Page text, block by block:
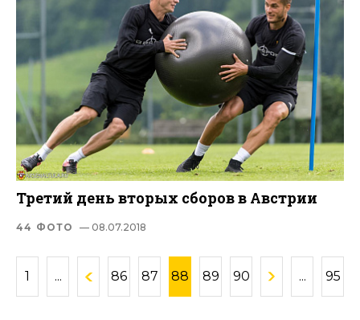
Третий день вторых сборов в Австрии
44 ФОТО — 08.07.2018
1 ... 86 87 88 89 90 ... 95